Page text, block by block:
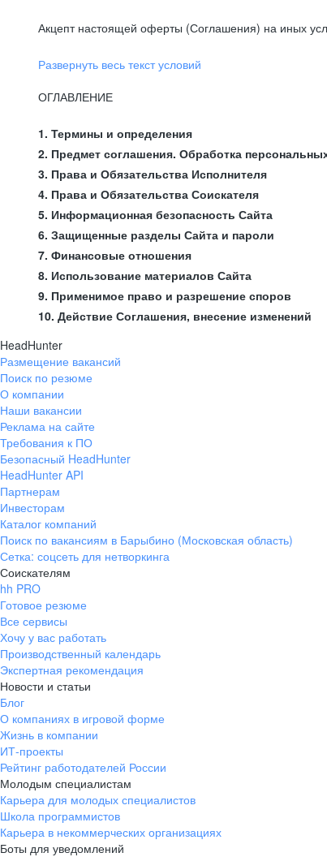
Акцепт настоящей оферты (Соглашения) на иных
Развернуть весь текст условий
ОГЛАВЛЕНИЕ
1. Термины и определения
2. Предмет соглашения. Обработка
3. Права и Обязательства Исполнителя
4. Права и Обязательства Соискателя
5. Информационная безопасность Сайта
6. Защищенные разделы Сайта и пароли
7. Финансовые отношения
8. Использование материалов Сайта
9. Применимое право и разрешение споров
10. Действие Соглашения, внесение изменений
HeadHunter
Размещение вакансий
Поиск по резюме
О компании
Наши вакансии
Реклама на сайте
Требования к ПО
Безопасный HeadHunter
HeadHunter API
Партнерам
Инвесторам
Каталог компаний
Поиск по вакансиям в Барыбино (Московская область)
Сетка: соцсеть для нетворкинга
Соискателям
hh PRO
Готовое резюме
Все сервисы
Хочу у вас работать
Производственный календарь
Экспертная рекомендация
Новости и статьи
Блог
О компаниях в игровой форме
Жизнь в компании
ИТ-проекты
Рейтинг работодателей России
Молодым специалистам
Карьера для молодых специалистов
Школа программистов
Карьера в некоммерческих организациях
Боты для уведомлений